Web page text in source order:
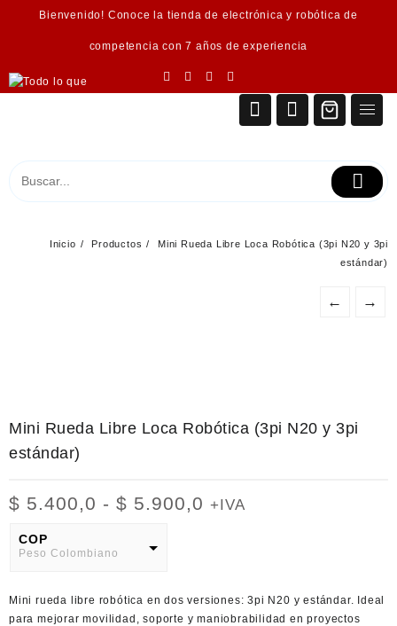
Bienvenido! Conoce la tienda de electrónica y robótica de
competencia con 7 años de experiencia
Inicio Productos
Mini Rueda Libre Loca Robótica (3pi N20 y 3pi
estándar)
← →
Mini Rueda Libre Loca Robótica (3pi N20 y 3pi
estándar)
$ 5.400,0 - $ 5.900,0 Rango
hasta
$ 5.900,0
+IVA
COP
Peso Colombiano
American Dollar
Mini rueda libre robótica en dos versiones: 3pi N20 y estándar. Ideal
para mejorar movilidad, soporte y maniobrabilidad en proyectos